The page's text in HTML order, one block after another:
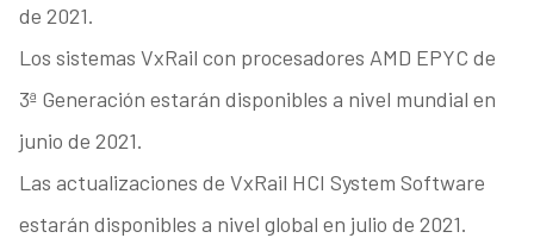
de 2021.
Los sistemas VxRail con procesadores AMD EPYC de
3ª Generación estarán disponibles a nivel mundial en
junio de 2021.
Las actualizaciones de VxRail HCI System Software
estarán disponibles a nivel global en julio de 2021.